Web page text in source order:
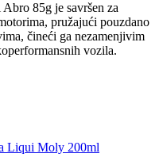
85g je savršen za
pružajući pouzdano
čineći ga nezamenjivim
vozila.